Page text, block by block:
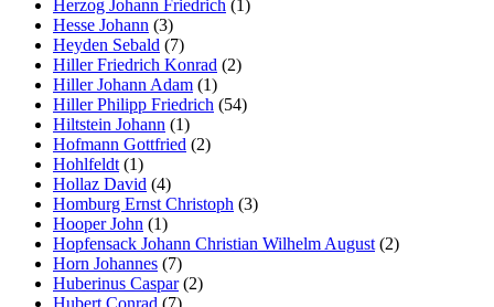
Herzog Johann Friedrich (1)
Hesse Johann (3)
Heyden Sebald (7)
Hiller Friedrich Konrad (2)
Hiller Johann Adam (1)
Hiller Philipp Friedrich (54)
Hiltstein Johann (1)
Hofmann Gottfried (2)
Hohlfeldt(1)
Hollaz David (4)
Homburg Ernst Christoph (3)
Hooper John (1)
Hopfensack Johann Christian Wilhelm August(2)
Horn Johannes (7)
Huberinus Caspar(2)